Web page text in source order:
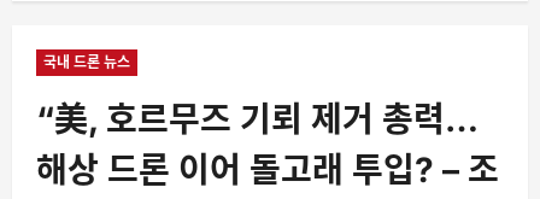
국내 드론 뉴스
“美, 호르무즈 기뢰 제거 총력…
해상 드론 이어 돌고래 투입? – 조